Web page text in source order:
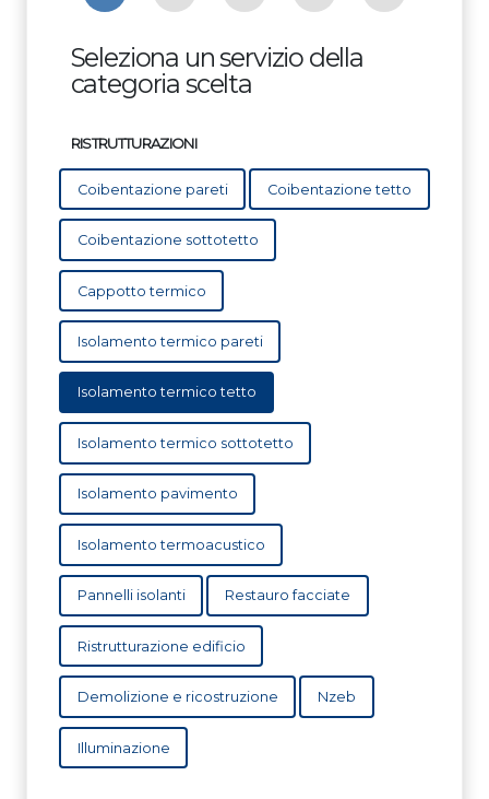
Seleziona un servizio della
categoria scelta
RISTRUTTURAZIONI
Coibentazione pareti Coibentazione tetto
Coibentazione sottotetto
Cappotto termico
Isolamento termico pareti
Isolamento termico tetto
Isolamento termico sottotetto
Isolamento pavimento
Isolamento termoacustico
Pannelli isolanti Restauro facciate
Ristrutturazione edificio
Demolizione e ricostruzione Nzeb
Illuminazione